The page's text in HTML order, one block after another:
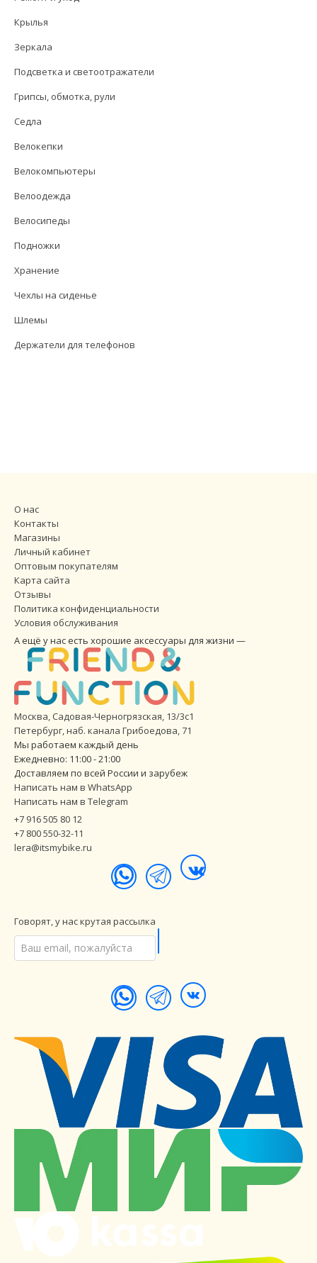
Крылья
Зеркала
Подсветка и светоотражатели
Грипсы, обмотка, рули
Седла
Велокепки
Велокомпьютеры
Велоодежда
Велосипеды
Подножки
Хранение
Чехлы на сиденье
Шлемы
Держатели для телефонов
О нас
Контакты
Магазины
Личный кабинет
Оптовым покупателям
Карта сайта
Отзывы
Политика конфиденциальности
Условия обслуживания
А ещё у нас есть хорошие аксессуары для жизни —
Москва, Садовая-Черногрязская, 13/3с1
Петербург,наб. канала Грибоедова, 71
Мы работаем каждый день
Ежедневно: 11:00 - 21:00
Доставляем по всей России и зарубеж
Написать нам в WhatsApp
Написать нам в Telegram
+7 916 505 80 12
+7 800 550-32-11
lera@itsmybike.ru
Говорят, у нас крутая рассылка